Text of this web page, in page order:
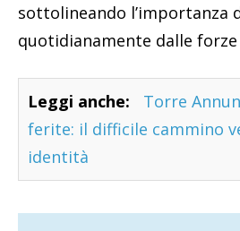
sottolineando l’importanza
quotidianamente dalle forze
Leggi anche:
Torre
ferite: il difficile cammino
identità